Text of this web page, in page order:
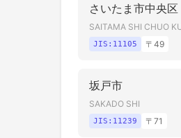
さいたま市中央区
SAITAMA SHI CHUO
JIS: 11105 〒 49
坂戸市
SAKADO SHI
JIS: 11239 〒 71